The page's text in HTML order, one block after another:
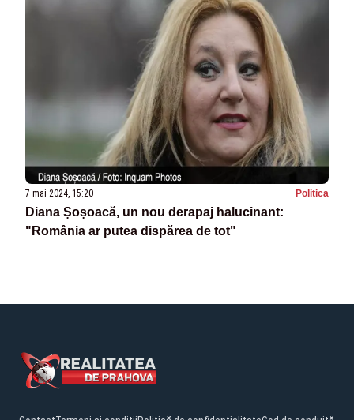
7 mai 2024, 15:20 Politica
Diana Șoșoacă, un nou derapaj halucinant:
"România ar putea dispărea de tot"